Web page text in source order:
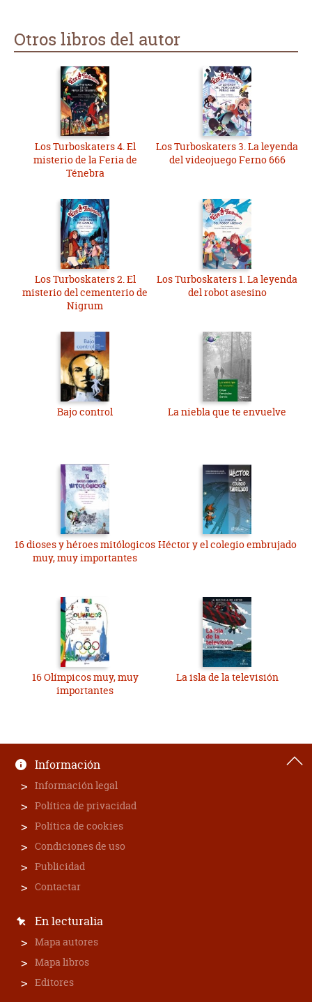
Otros libros del autor
Los Turboskaters 4. El
misterio de la Feria de
Ténebra
Los Turboskaters 3. La leyenda
del videojuego Ferno 666
Los Turboskaters 2. El
misterio del cementerio de
Nigrum
Los Turboskaters 1. La leyenda
del robot asesino
Bajo control La niebla que te envuelve
16 dioses y héroes mitólogicos
muy, muy importantes
Héctor y el colegio embrujado
16 Olímpicos muy, muy
importantes
La isla de la televisión
Información
Información legal
Política de privacidad
Política de cookies
Condiciones de uso
Publicidad
Contactar
En lecturalia
Mapa autores
Mapa libros
Editores